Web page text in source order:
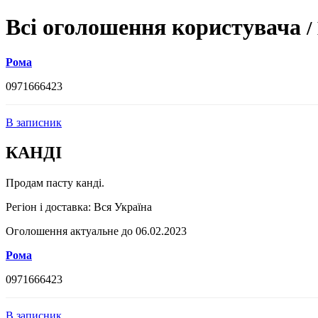
Всі оголошення користувача/
Рома
0971666423
В записник
КАНДІ
Продам пасту канді.
Регіон і доставка: Вся Україна
Оголошення актуальне до 06.02.2023
Рома
0971666423
В записник